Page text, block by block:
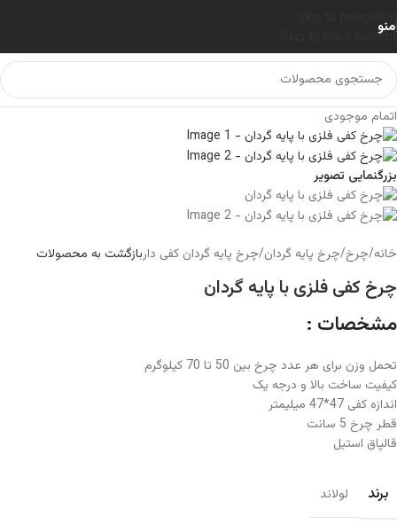
Skip to navigation
Skip to main content
منو
اتمام موجودی
بزرگنمایی تصویر
خانه/چرخ/چرخ پایه گردان/چرخ پایه گردان کفی داربازگشت به محصولات
چرخ کفی فلزی با پایه گردان
مشخصات :
تحمل وزن برای هر عدد چرخ بین 50 تا 70 کیلوگرم
کیفیت ساخت بالا و درجه یک
اندازه کفی 47*47 میلیمتر
قطر چرخ 5 سانت
قالپاق استیل
برند لولاند